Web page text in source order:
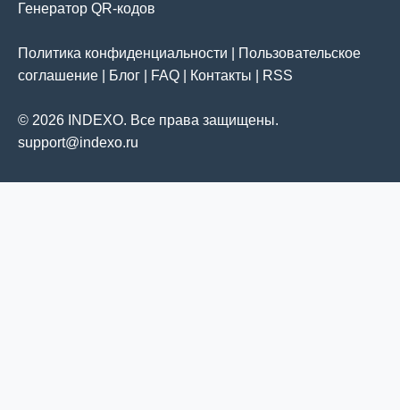
Генератор QR-кодов
Политика конфиденциальности
Пользовательское
соглашение
Блог FAQ Контакты RSS
© 2026 INDEXO. Все права защищены.
support@indexo.ru